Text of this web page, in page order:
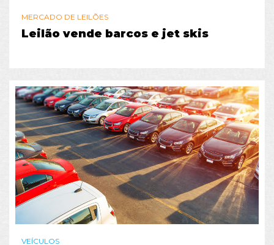
MERCADO DE LEILÕES
Leilão vende barcos e jet skis
VEÍCULOS